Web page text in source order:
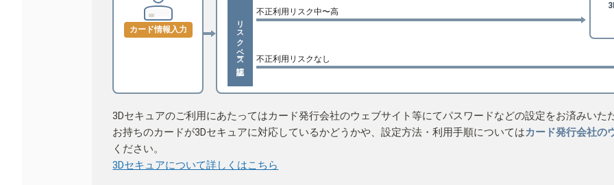
カード情報入力 リスクベース認証
不正利用リスク中〜高
不正利用リスクなし
3Dセキュアのご利用にあたってはカード発行会社のウェブサイト等にてパスワードなどの設定をお済みいた
お持ちのカードが3Dセキュアに対応しているかどうかや、設定方法・利用手順についてはカード発行会社の
ください。
3Dセキュアについて詳しくはこちら